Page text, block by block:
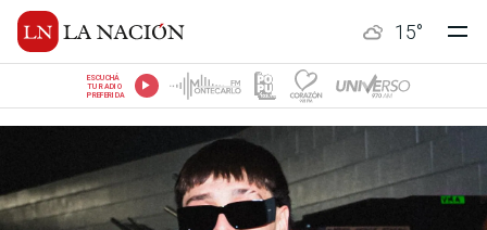
15°
ESCUCHÁ
TU RADIO
PREFERIDA